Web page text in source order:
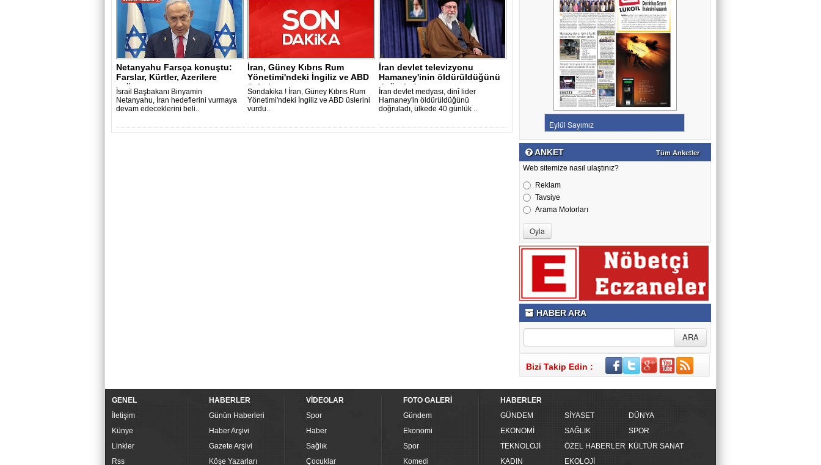
Netanyahu Farsça konuştu:
Farslar, Kürtler, Azerilere
çağrı..
İsrail Başbakanı Binyamin
Netanyahu, İran hedeflerini vurmaya
devam edeceklerini beli..
İran, Güney Kıbrıs Rum
Yönetimi'ndeki İngiliz ve ABD
üslerin..
Sondakika ! İran, Güney Kıbrıs Rum
Yönetimi'ndeki İngiliz ve ABD üslerini
vurdu..
İran devlet televizyonu
Hamaney'inin öldürüldüğünü
doğruladı..
İran devlet medyası, dinî lider
Hamaney'in öldürüldüğünü
doğruladı, ülkede 40 günlük ..
ANKET Tüm Anketler
Web sitemize nasıl ulaştınız?
Reklam
Tavsiye
Arama Motorları
HABER ARA
Bizi Takip Edin :
GENEL
İletişim
Künye
Linkler
Rss
HABERLER
Günün Haberleri
Haber Arşivi
Gazete Arşivi
Köşe Yazarları
VİDEOLAR
Spor
Haber
Sağlık
Çocuklar
FOTO GALERİ
Gündem
Ekonomi
Spor
Komedi
HABERLER
GÜNDEM
SİYASET
DÜNYA
EKONOMİ
SAĞLIK
SPOR
TEKNOLOJİ
ÖZEL HABERLER KÜLTÜR SANAT
KADIN
EKOLOJİ